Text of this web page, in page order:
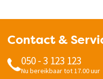
Contact &
050 - 3 123 123
Nu bereikbaar tot 17.00 uur